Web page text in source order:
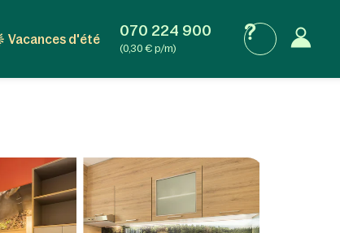
Vacances d'été 070 224 900
(0,30 € p/m)